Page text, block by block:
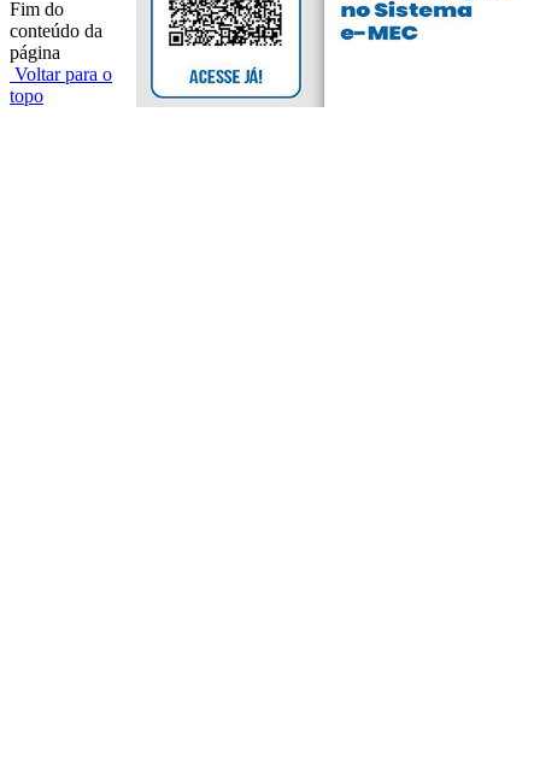
Fim do
conteúdo da
página
Voltar para o
topo